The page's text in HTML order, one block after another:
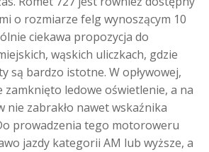
o rozmiarze felg wynoszącym 10
ciekawa propozycja do
wąskich uliczkach, gdzie
są bardzo istotne. W opływowej,
zamknięto ledowe oświetlenie, a na
nie zabrakło nawet wskaźnika
prowadzenia tego motoroweru
jazdy kategorii AM lub wyższe, a